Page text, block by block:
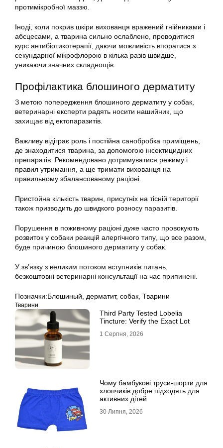
протимікробної маззю.
Іноді, коли покрив шкіри вихованця вражений гнійниками і
абсцесами, а тварина сильно ослаблено, проводитися
курс антибіотикотерапії, даючи можливість впоратися з
секундарної мікрофлорою в кілька разів швидше,
уникаючи значних складнощів.
Профілактика блошиного дерматиту
З метою попередження блошиного дерматиту у собак,
ветеринарні експерти радять носити нашийник, що
захищає від ектопаразитів.
Важливу відіграє роль і постійна санобробка приміщень,
де знаходитися тварина, за допомогою інсектицидних
препаратів. Рекомендовано дотримуватися режиму і
правил утримання, а ще тримати вихованця на
правильному збалансованому раціоні.
Пристойна кількість тварин, присутніх на тісній території
також призводить до швидкого розносу паразитів.
Порушення в поживному раціоні дуже часто провокують
розвиток у собаки реакцій алергічного типу, що все разом,
буде причиною блошиного дерматиту у собак.
У зв’язку з великим потоком вступників питань,
безкоштовні ветеринарні консультації на час припинені.
Позначки:Блошиный дерматит, собак Тварини
Тварини
Third Party Tested Lobelia
Tincture: Verify the Exact Lot
1 Серпня, 2026
Чому бамбукові труси-шорти для
хлопчиків добре підходять для
активних дітей
30 Липня, 2026